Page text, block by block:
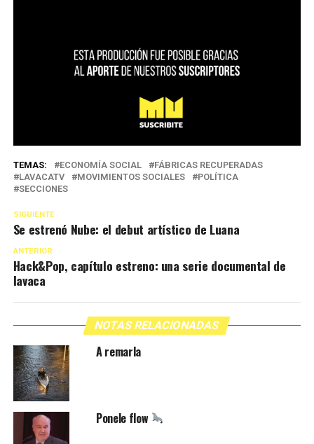
TEMAS: ECONOMÍA SOCIAL
FÁBRICAS RECUPERADAS
LAVACATV
MOVIMIENTOS SOCIALES
POLÍTICA
SECCIONES
SIGUIENTE
Se estrenó Nube: el debut artístico de Luana
ANTERIOR
Hack&Pop, capítulo estreno: una serie documental de
lavaca
NOTAS RELACIONADAS
A remarla
Ponele flow